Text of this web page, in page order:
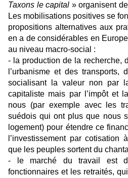
Taxons le capital » organisent
Les mobilisations positives se
propositions alternatives aux
en a de considérables en
au niveau macro-social :
- la production de la recherche,
l’urbanisme et des transports,
socialisant la valeur non par
capitaliste mais par l’impôt et
nous (par exemple avec les
suédois qui ont plus que nous
logement) pour étendre ce
l’investissement par cotisation
que les peuples sortent du
- le marché du travail est
fonctionnaires et les retraités,